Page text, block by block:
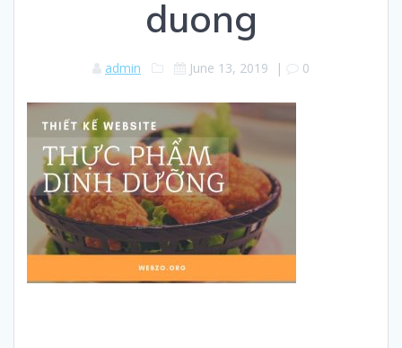
duong
admin June 13, 2019 | 0